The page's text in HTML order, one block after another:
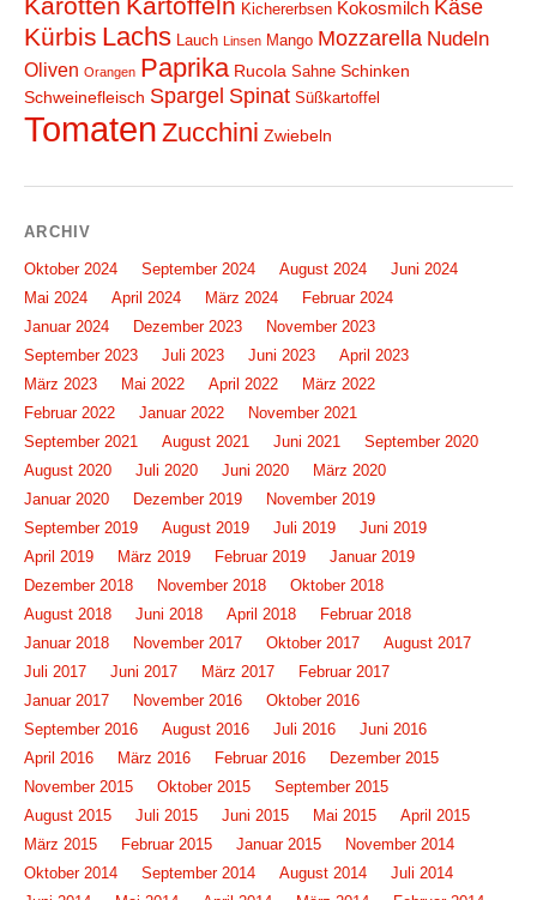
Kichererbsen Kokosmilch Käse
Kürbis Lachs Lauch Linsen Mango Mozzarella Nudeln
Oliven Orangen Paprika Rucola Sahne Schinken
Schweinefleisch Spargel Spinat Süßkartoffel
Tomaten Zucchini Zwiebeln
ARCHIV
Oktober 2024 September 2024 August 2024
Juni 2024
Mai 2024
April 2024 März 2024
Februar 2024
Januar 2024
Dezember 2023
November 2023
September 2023
Juli 2023 Juni 2023
April 2023
März 2023
Mai 2022 April 2022
März 2022
Februar 2022
Januar 2022
November 2021
September 2021
August 2021 Juni 2021
September 2020
August 2020
Juli 2020 Juni 2020
März 2020
Januar 2020
Dezember 2019
November 2019
September 2019
August 2019 Juli 2019
Juni 2019
April 2019
März 2019 Februar 2019
Januar 2019
Dezember 2018
November 2018
Oktober 2018
August 2018
Juni 2018 April 2018
Februar 2018
Januar 2018
November 2017 Oktober 2017
August 2017
Juli 2017
Juni 2017 März 2017
Februar 2017
Januar 2017
November 2016
Oktober 2016
September 2016
August 2016 Juli 2016
Juni 2016
April 2016
März 2016 Februar 2016
Dezember 2015
November 2015
Oktober 2015
September 2015
August 2015
Juli 2015 Juni 2015 Mai 2015
April 2015
März 2015
Februar 2015 Januar 2015
November 2014
Oktober 2014
September 2014 August 2014
Juli 2014